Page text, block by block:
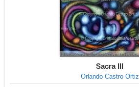
Sacra III
Orlando Castro Ortiz